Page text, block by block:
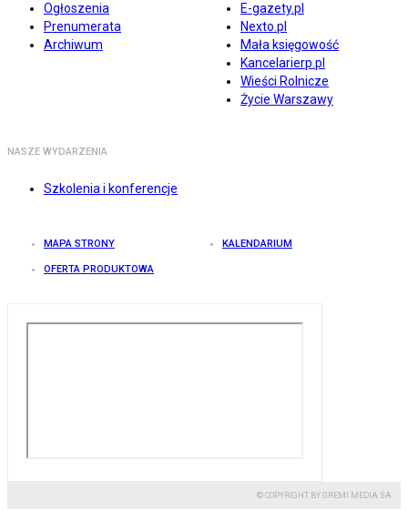
Ogłoszenia
Prenumerata
Archiwum
E-gazety.pl
Nexto.pl
Mała księgowość
Kancelarierp.pl
Wieści Rolnicze
Życie Warszawy
NASZE WYDARZENIA
Szkolenia i konferencje
MAPA STRONY KALENDARIUM
OFERTA PRODUKTOWA
© COPYRIGHT BY GREMI MEDIA SA